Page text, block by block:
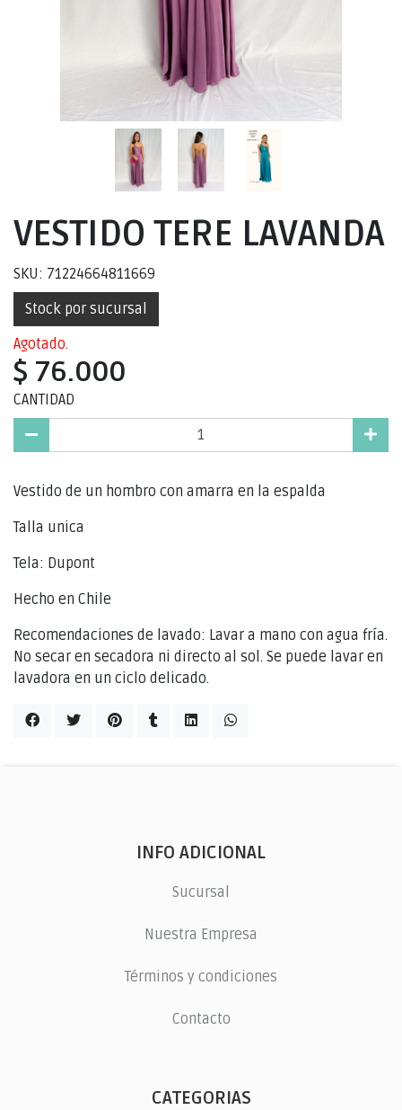
VESTIDO TERE LAVANDA
SKU: 71224664811669
Stock por sucursal
Agotado.
$ 76.000
CANTIDAD
Vestido de un hombro con amarra en la espalda
Talla unica
Tela: Dupont
Hecho en Chile
Recomendaciones de lavado: Lavar a mano con agua fría.
No secar en secadora ni directo al sol. Se puede lavar en
lavadora en un ciclo delicado.
INFO ADICIONAL
Sucursal
Nuestra Empresa
Términos y condiciones
Contacto
CATEGORIAS